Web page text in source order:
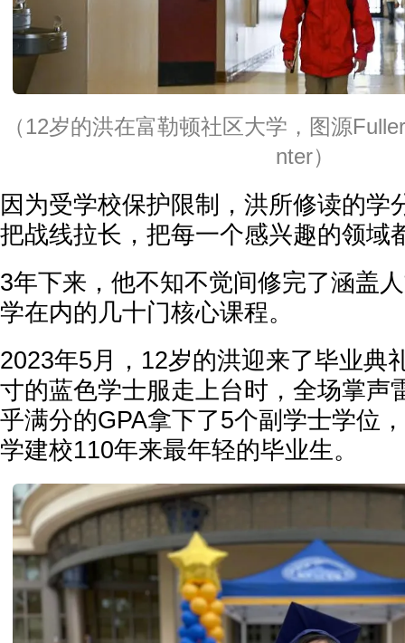
（12岁的洪在富勒顿社区大学，图源
nter）
因为受学校保护限制，洪所修读的学
把战线拉长，把每一个感兴趣的领域
3年下来，他不知不觉间修完了涵盖
学在内的几十门核心课程。
2023年5月，12岁的洪迎来了毕业典
寸的蓝色学士服走上台时，全场掌声
乎满分的GPA拿下了5个副学士学位
学建校110年来最年轻的毕业生。